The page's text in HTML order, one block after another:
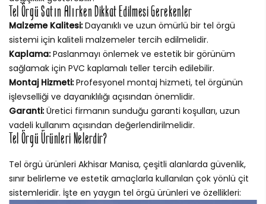
Tel Örgü Satın Alırken Dikkat Edilmesi Gerekenler
Malzeme Kalitesi:Dayanıklı ve uzun ömürlü bir tel örgü
sistemi için kaliteli malzemeler tercih edilmelidir.
Kaplama:Paslanmayı önlemek ve estetik bir görünüm
sağlamak için PVC kaplamalı teller tercih edilebilir.
Montaj Hizmeti:Profesyonel montaj hizmeti, tel örgünün
işlevselliği ve dayanıklılığı açısından önemlidir.
Garanti:Üretici firmanın sunduğu garanti koşulları, uzun
vadeli kullanım açısından değerlendirilmelidir.
Tel Örgü Ürünleri Nelerdir?
Tel örgü ürünleri Akhisar Manisa, çeşitli alanlarda güvenlik,
sınır belirleme ve estetik amaçlarla kullanılan çok yönlü çit
sistemleridir. İşte en yaygın tel örgü ürünleri ve özellikleri: